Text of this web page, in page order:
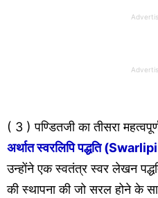
( 3 ) पण्डितजी का तीसरा
अर्थात स्वरलिपि पद्धति
उन्होंने एक स्वतंत्र स्वर लेखन
की स्थापना की जो सरल होने के